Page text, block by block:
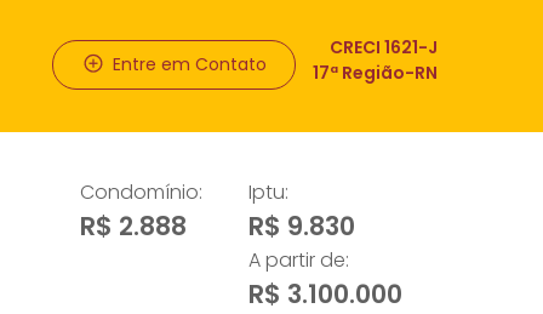
CRECI 1621-J
17ª Região-RN
Entre em Contato
Iptu:
R$ 9.830
Condomínio:
R$ 2.888
A partir de:
R$ 3.100.000